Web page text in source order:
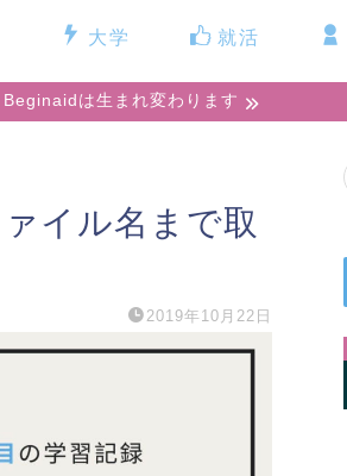
大学 就活
は生まれ変わります
イル名まで取
2019年10月22日